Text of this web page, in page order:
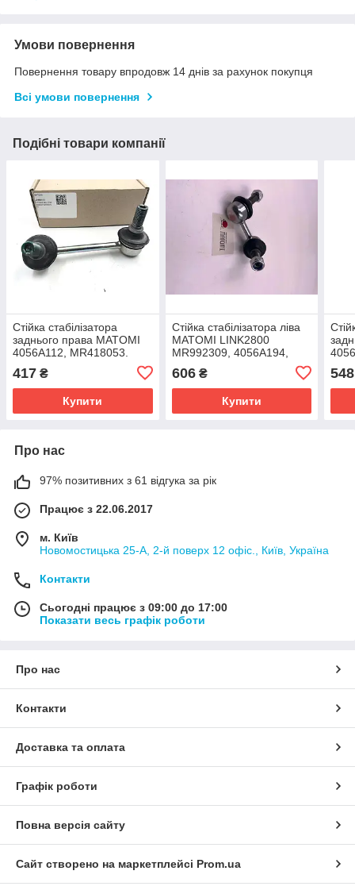
×
Умови повернення
Повернення товару впродовж 14 днів за рахунок покупця
Всі умови повернення
Подібні товари компанії
Стійка стабілізатора
заднього права MATOMI
4056A112, MR418053.
417 ₴
Купити
Стійка стабілізатора ліва
MATOMI LINK2800
MR992309, 4056A194,
606₴
Купити
548
Про нас
97% позитивних з 61 відгука за рік
Працює з 22.06.2017
м. Київ
Новомостицька 25-А, 2-й поверх 12 офіс., Київ, Україна
Контакти
Сьогодні працює з 09:00 до 17:00
Показати весь графік роботи
Про нас
Контакти
Доставка та оплата
Графік роботи
Повна версія сайту
Сайт створено на маркетплейсі Prom.ua